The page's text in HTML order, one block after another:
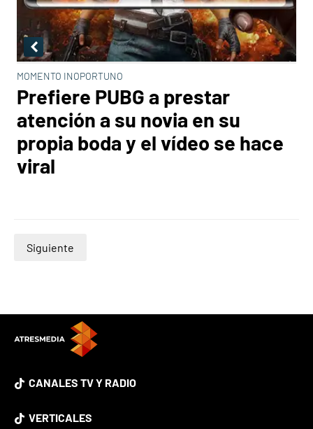
MOMENTO INOPORTUNO
Prefiere PUBG a prestar
atención a su novia en su
propia boda y el vídeo se hace
viral
Siguiente
CANALES TV Y RADIO
VERTICALES